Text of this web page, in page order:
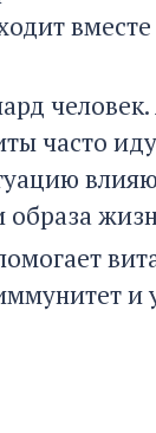
часто
образа
и